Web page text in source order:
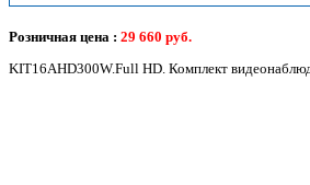
Розничная цена : 29 660 руб.
KIT16AHD300W.Full HD. Комплект